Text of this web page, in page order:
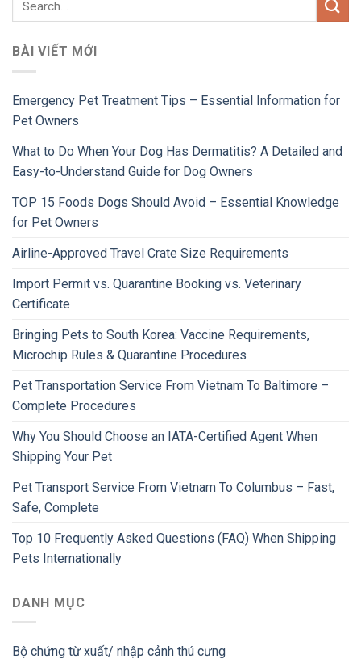
BÀI VIẾT MỚI
Emergency Pet Treatment Tips – Essential Information for
Pet Owners
What to Do When Your Dog Has Dermatitis? A Detailed and
Easy-to-Understand Guide for Dog Owners
TOP 15 Foods Dogs Should Avoid – Essential Knowledge
for Pet Owners
Airline-Approved Travel Crate Size Requirements
Import Permit vs. Quarantine Booking vs. Veterinary
Certificate
Bringing Pets to South Korea: Vaccine Requirements,
Microchip Rules & Quarantine Procedures
Pet Transportation Service From Vietnam To Baltimore –
Complete Procedures
Why You Should Choose an IATA-Certified Agent When
Shipping Your Pet
Pet Transport Service From Vietnam To Columbus – Fast,
Safe, Complete
Top 10 Frequently Asked Questions (FAQ) When Shipping
Pets Internationally
DANH MỤC
Bộ chứng từ xuất/ nhập cảnh thú cưng